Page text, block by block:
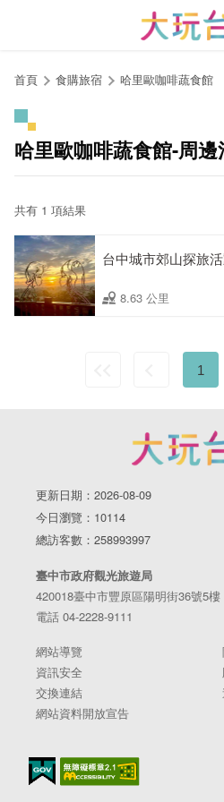
首頁 食購旅宿 哈里歐咖啡蔬食館
哈里歐咖啡蔬食館-周邊
共有 1 項結果
台中城市郊山探旅
8.63 公里
1
更新日期：2026-08-09
今日瀏覽：10114
總訪客數：258993997
臺中市政府觀光旅遊局
420018臺中市豐原區陽明街36號5樓
電話 04-2228-9111
網站導覽
資訊安全
交換連結
網站資料開放宣告